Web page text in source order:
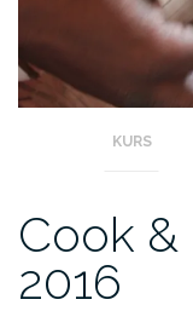
KURS
Cook &
2016